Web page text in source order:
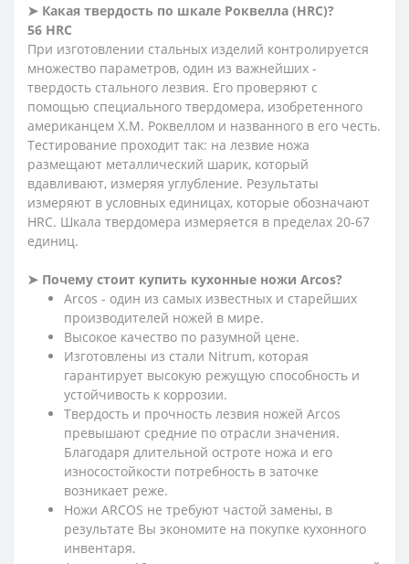
➤ Какая твердость по шкале Роквелла (HRC)?
56 HRC
При изготовлении стальных изделий контролируется
множество параметров, один из важнейших -
твердость стального лезвия. Его проверяют с
помощью специального твердомера, изобретенного
американцем Х.М. Роквеллом и названного в его честь.
Тестирование проходит так: на лезвие ножа
размещают металлический шарик, который
вдавливают, измеряя углубление. Результаты
измеряют в условных единицах, которые обозначают
HRC. Шкала твердомера измеряется в пределах 20-67
единиц.
➤ Почему стоит купить кухонные ножи Arcos?
Arcos - один из самых известных и старейших
производителей ножей в мире.
Высокое качество по разумной цене.
Изготовлены из стали Nitrum, которая
гарантирует высокую режущую способность и
устойчивость к коррозии.
Твердость и прочность лезвия ножей Arcos
превышают средние по отрасли значения.
Благодаря длительной остроте ножа и его
износостойкости потребность в заточке
возникает реже.
Ножи ARCOS не требуют частой замены, в
результате Вы экономите на покупке кухонного
инвентаря.